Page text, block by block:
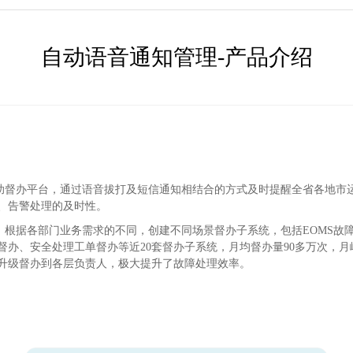
自动语音通知管理-产品介绍
办平台，通过语音拔打及短信通知相结合的方式及时提醒全省各地
警处理的及时性。
据各部门业务需求的不同，创建不同场景督办子系统，包括EOMS故
、安全处理工单督办等近20套督办子系统，月均督办量90多万次，
督办到各层负责人，极大提升了故障处理效率。